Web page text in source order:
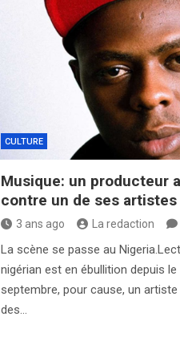
CULTURE
Musique: un producteur
contre un de ses artistes
3 ans ago La redaction
La scène se passe au
nigérian est en ébullition depuis
septembre, pour cause, un
des…